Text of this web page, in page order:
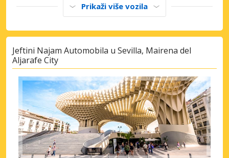
Prikaži više vozila
Jeftini Najam Automobila u Sevilla, Mairena del
Aljarafe City